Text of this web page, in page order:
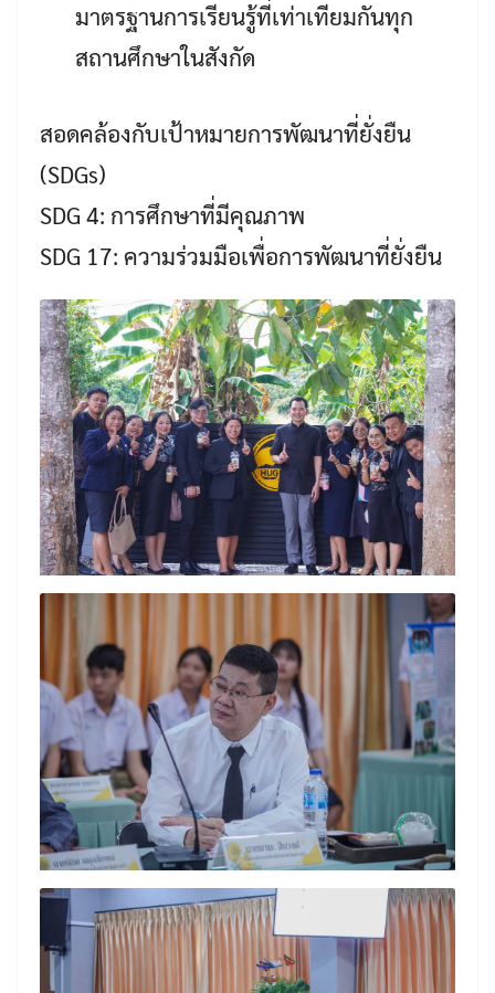
Search
for:
Search
มาตรฐานการเรียนรู้ที่เท่าเทียมกันทุก
สถานศึกษาในสังกัด
สอดคล้องกับเป้าหมายการพัฒนาที่ยั่งยืน
(SDGs)
SDG 4: การศึกษาที่มีคุณภาพ
SDG 17: ความร่วมมือเพื่อการพัฒนาที่ยั่งยืน